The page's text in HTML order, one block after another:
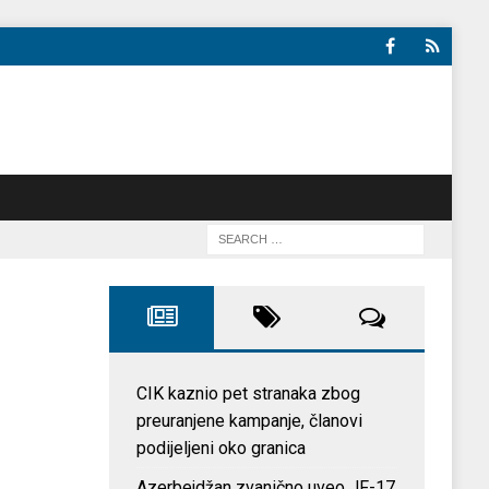
CIK kaznio pet stranaka zbog
preuranjene kampanje, članovi
podijeljeni oko granica